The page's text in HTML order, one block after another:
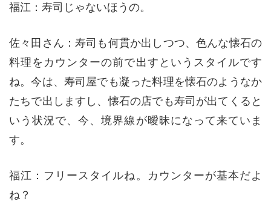
福江：寿司じゃないほうの。
佐々田さん：寿司も何貫か出しつつ、色んな懐石の
料理をカウンターの前で出すというスタイルです
ね。今は、寿司屋でも凝った料理を懐石のようなか
たちで出しますし、懐石の店でも寿司が出てくると
いう状況で、今、境界線が曖昧になって来ていま
す。
福江：フリースタイルね。カウンターが基本だよ
ね？